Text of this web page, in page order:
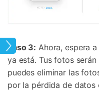
Paso 3: Ahora, espera
ya está. Tus fotos
puedes eliminar las
por la pérdida de datos